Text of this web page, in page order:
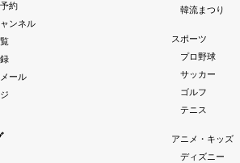
約
ンネル
ール
韓流まつり
スポーツ
プロ野球
サッカー
ゴルフ
テニス
アニメ・キッズ
ディズニー